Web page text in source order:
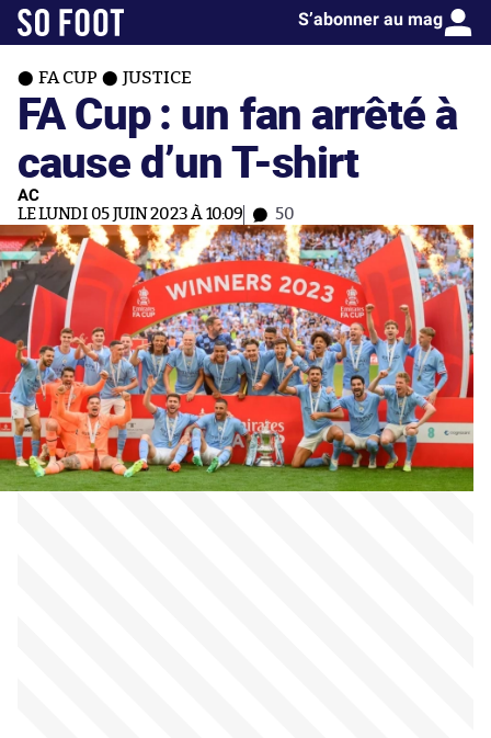
S’abonner au mag
FA CUP JUSTICE
FA Cup : un fan arrêté à
cause d’un T-shirt
AC
LE LUNDI 05 JUIN 2023 À 10:09 50